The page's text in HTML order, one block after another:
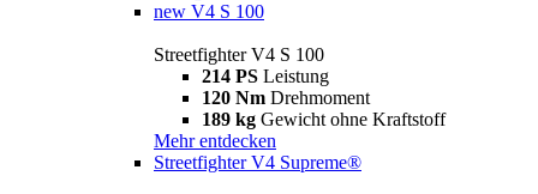
new V4 S 100
Streetfighter V4 S 100
214 PS Leistung
120 Nm Drehmoment
189 kg Gewicht ohne Kraftstoff
Mehr entdecken
Streetfighter V4 Supreme®